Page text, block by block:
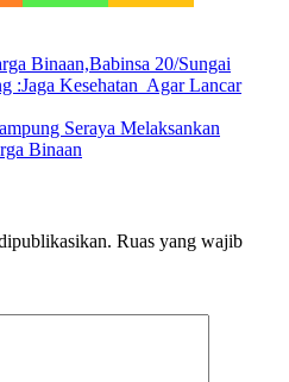
Binaan,Babinsa 20/Sungai
:Jaga Kesehatan Agar Lancar
Seraya Melaksankan
Binaan
Ruas yang wajib